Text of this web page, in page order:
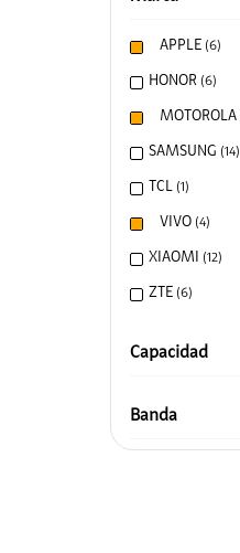
APPLE (6)
HONOR (6)
MOTOROLA
SAMSUNG (14)
TCL (1 )
VIVO (4)
XIAOMI (12)
ZTE (6)
capacidad
banda